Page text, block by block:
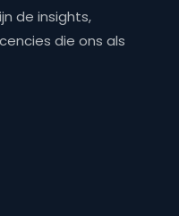
de insights,
die ons als